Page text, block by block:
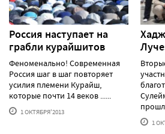
Россия наступает на
грабли курайшитов
Феноменально! Современная
Россия шаг в шаг повторяет
усилия племени Курайш,
которые почти 14 веков ......
1 ОКТЯБРЯ'2013
1